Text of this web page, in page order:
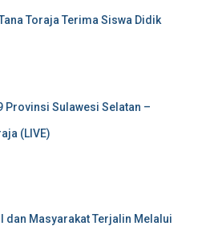
Toraja Terima Siswa Didik
Provinsi Sulawesi Selatan –
(LIVE)
dan Masyarakat Terjalin Melalui